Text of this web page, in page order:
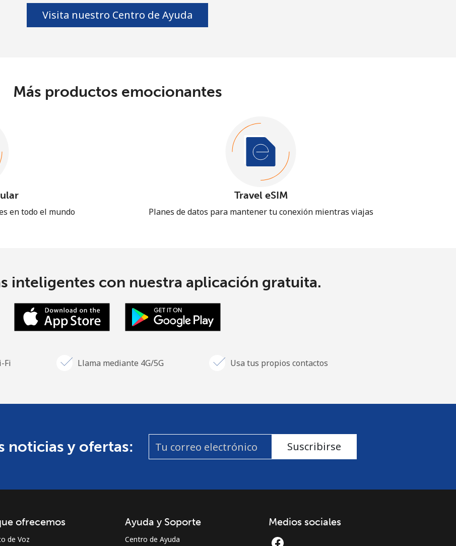
Visita nuestro Centro de Ayuda
Más productos emocionantes
en todo el mundo
Travel eSIM
Planes de datos para mantener tu conexión mientras viajas
inteligentes con nuestra aplicación gratuita.
Fi Llama mediante 4G/5G Usa tus propios contactos
noticias y ofertas: Suscribirse
ofrecemos
de Voz
Ayuda y Soporte
Centro de Ayuda
Medios sociales